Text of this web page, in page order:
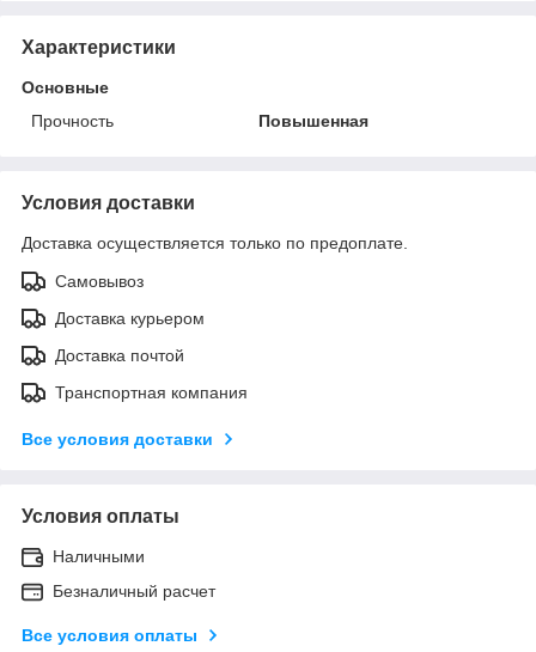
Характеристики
Основные
Прочность
Повышенная
Условия доставки
Доставка осуществляется только по предоплате.
Самовывоз
Доставка курьером
Доставка почтой
Транспортная компания
Все условия доставки
Условия оплаты
Наличными
Безналичный расчет
Все условия оплаты